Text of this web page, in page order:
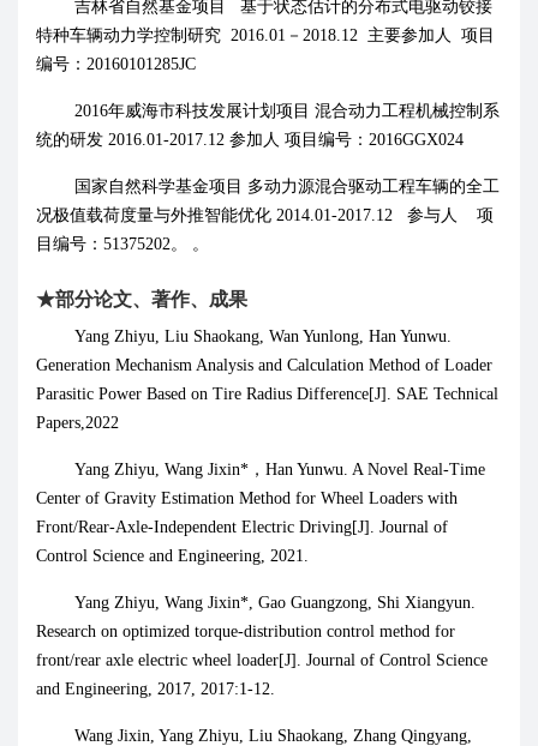
吉林省自然基金项目
基于状态估计的分布式电驱动铰接
特种车辆动力学控制研究 2016.01 － 2018.12 主要参加人 项目
编号： 20160101285JC
2016年威海市科技发展计划项目 混合动力工程机械控制系
统的研发 2016.01-2017.12 参加人 项目编号： 2016GGX024
国家自然科学基金项目 多动力源混合驱动工程车辆的全工
况极值载荷度量与外推智能优化 2014.01-2017.12 参与人 项
目编号： 51375202。 。
★部分论文、著作、成果
Yang Zhiyu, Liu Shaokang, Wan Yunlong, Han Yunwu.
Generation Mechanism Analysis and Calculation Method of Loader
Parasitic Power Based on Tire Radius Difference[J]. SAE Technical
Papers,2022
Yang Zhiyu, Wang Jixin* ， Han Yunwu. A Novel Real-Time
Center of Gravity Estimation Method for Wheel Loaders with
Front/Rear-Axle-Independent Electric Driving[J]. Journal of
Control Science and Engineering, 2021.
Yang Zhiyu, Wang Jixin*, Gao Guangzong, Shi Xiangyun.
Research on optimized torque-distribution control method for
front/rear axle electric wheel loader[J]. Journal of Control Science
and Engineering, 2017, 2017:1-12.
Wang Jixin, Yang Zhiyu, Liu Shaokang, Zhang Qingyang,